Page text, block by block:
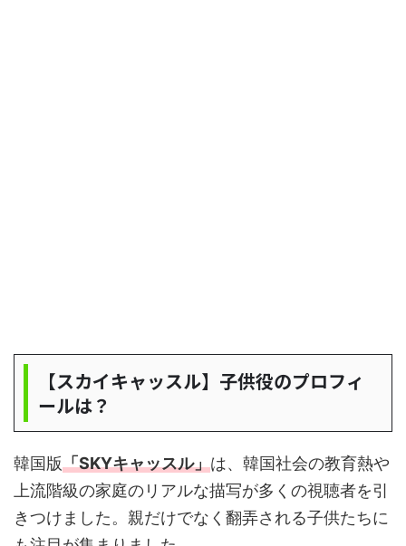
【スカイキャッスル】子供役のプロフィ
ールは？
韓国版「SKYキャッスル」は、韓国社会の教育熱や
上流階級の家庭のリアルな描写が多くの視聴者を引
きつけました。親だけでなく翻弄される子供たちに